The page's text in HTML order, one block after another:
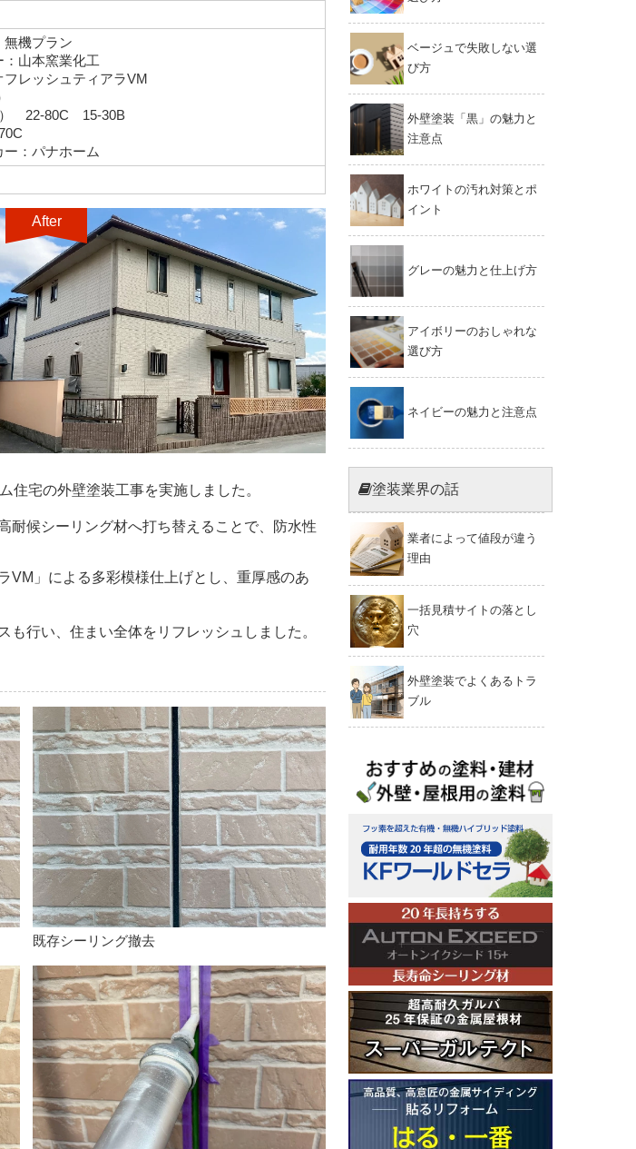
無機プラン
山本窯業化工
フレッシュティアラVM
） 22-80C 15-30B
70C
：パナホーム
After
住宅の外壁塗装工事を実施しました。
耐候シーリング材へ打ち替えることで、防水性
VM」による多彩模様仕上げとし、重厚感のあ
行い、住まい全体をリフレッシュしました。
既存シーリング撤去
ベージュで失敗しない選
び方
外壁塗装「黒」の魅力と
注意点
ホワイトの汚れ対策とポ
イント
グレーの魅力と仕上げ方
アイボリーのおしゃれな
選び方
ネイビーの魅力と注意点
塗装業界の話
業者によって値段が違う
理由
一括見積サイトの落とし
穴
外壁塗装でよくあるトラ
ブル